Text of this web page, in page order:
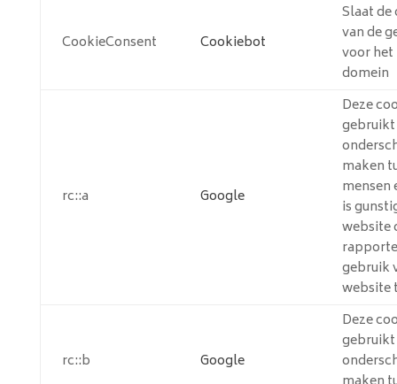
CookieConsent Cookiebot
Slaat
van de
voor
domein
rc::a Google
Deze
maken
mensen
is
website
gebruik
website
rc::b Google
Deze